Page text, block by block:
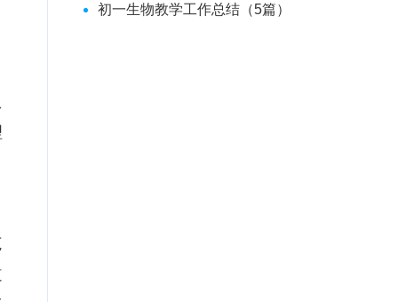
初一生物教学工作总结（5篇）